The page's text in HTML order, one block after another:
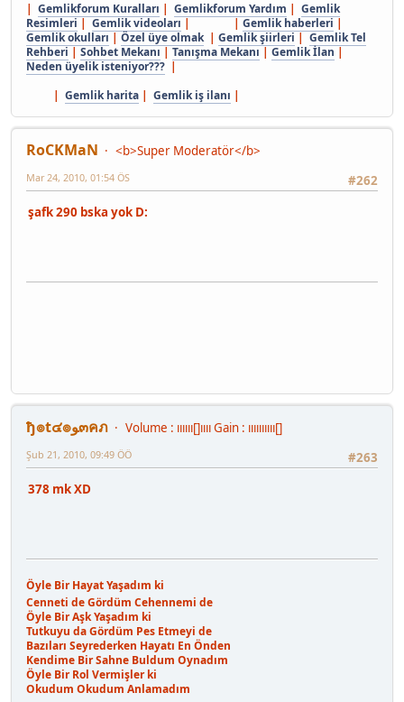
| Gemlikforum Kuralları | Gemlikforum Yardım | Gemlik
Resimleri | Gemlik videoları | | Gemlik haberleri |
Gemlik okulları | Özel üye olmak| Gemlik şiirleri | Gemlik Tel
Rehberi | Sohbet Mekanı | Tanışma Mekanı | Gemlik İlan |
Neden üyelik isteniyor??? |
| Gemlik harita | Gemlik iş ilanı |
RoCKMaN
<b>Super Moderatör</b>
#262
Mar 24, 2010, 01:54 ÖS
şafk 290 bska yok D:
ђ๏t๔๏ﻮ๓คภ
Volume : ıııııı[]ıııı Gain : ıııııııııı[]
#263
Şub 21, 2010, 09:49 ÖÖ
378 mk XD
Öyle Bir Hayat Yaşadım ki
Cenneti de Gördüm Cehennemi de
Öyle Bir Aşk Yaşadım ki
Tutkuyu da Gördüm Pes Etmeyi de
Bazıları Seyrederken Hayatı En Önden
Kendime Bir Sahne Buldum Oynadım
Öyle Bir Rol Vermişler ki
Okudum Okudum Anlamadım